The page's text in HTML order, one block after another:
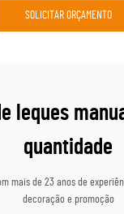
SOLICITAR ORÇAMENTO
leques
quantidade
mais de 23 anos de
decoração e promoção